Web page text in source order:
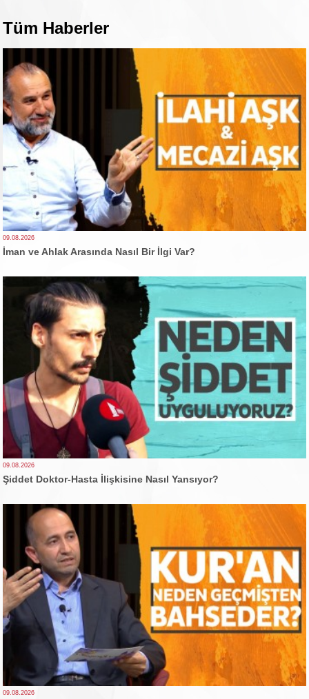
Tüm Haberler
09.08.2026
İman ve Ahlak Arasında Nasıl Bir İlgi Var?
09.08.2026
Şiddet Doktor-Hasta İlişkisine Nasıl Yansıyor?
09.08.2026